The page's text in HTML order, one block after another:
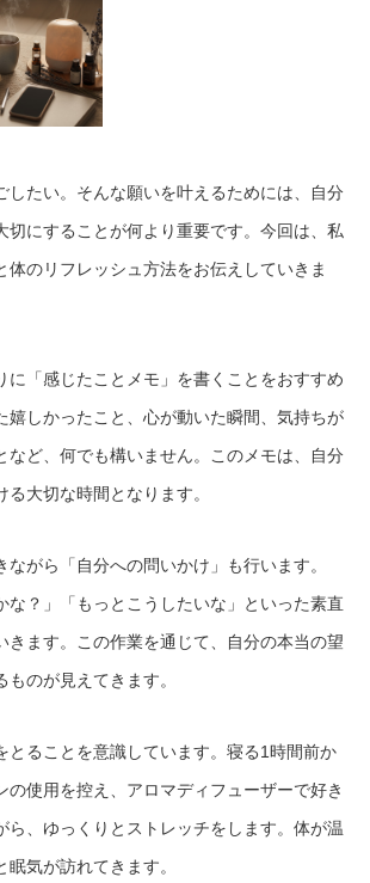
したい。そんな願いを叶えるためには、自分
切にすることが何より重要です。今回は、私
体のリフレッシュ方法をお伝えしていきま
に「感じたことメモ」を書くことをおすすめ
嬉しかったこと、心が動いた瞬間、気持ちが
など、何でも構いません。このメモは、自分
大切な時間となります。
ながら「自分への問いかけ」も行います。
な？」「もっとこうしたいな」といった素直
きます。この作業を通じて、自分の本当の望
のが見えてきます。
とることを意識しています。寝る1時間前か
の使用を控え、アロマディフューザーで好き
ら、ゆっくりとストレッチをします。体が温
眠気が訪れてきます。